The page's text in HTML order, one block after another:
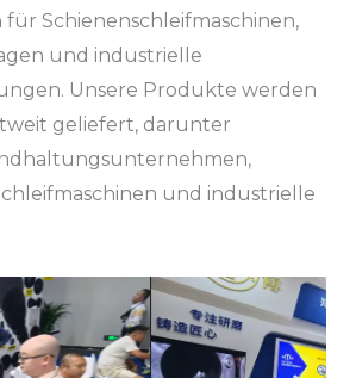
für Schienenschleifmaschinen,
und industrielle
Unsere Produkte werden
geliefert, darunter
und industrielle